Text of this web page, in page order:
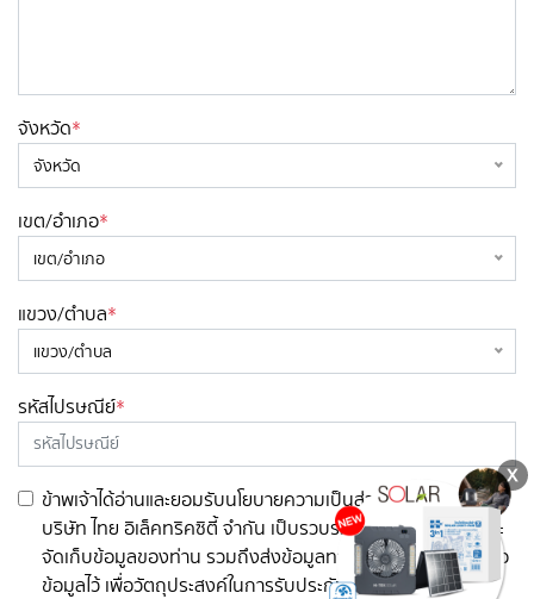
จังหวัด*
จังหวัด
เขต/อำเภอ*
เขต/อำเภอ
แขวง/ตำบล*
แขวง/ตำบล
รหัสไปรษณีย์*
ข้าพเจ้าได้อ่านและยอมรับนโยบายความเป็นส่วนตัว และยินยอมให้
บริษัท ไทย อิเล็คทริคซิตี้ จำกัน เป็บรวบรวม ใช้ เปิดเผย โอน และ
จัดเก็บข้อมูลของท่าน รวมถึงส่งข้อมูลทาง e-mail ที่ท่านได้กรอ
ข้อมูลไว้ เพื่อวัตถุประสงค์ในการรับประกันสินค้ากับบริษัทและ/